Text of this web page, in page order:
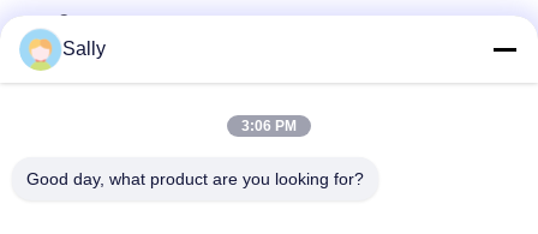
मामूली सुरक्षा
हम नाबालिगों की व्यक्तिगत जानकारी की सुरक्षा को महत्व देते हैं।हमारा
पढ़ने और हमारी सेवाओं का उपयोग करने या अपने अभिभावक की
Sally
3:06 PM
Good day, what product are you looking for?